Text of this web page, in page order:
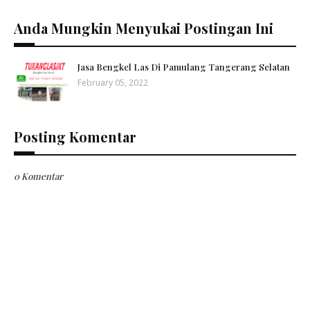
Anda Mungkin Menyukai Postingan Ini
Jasa Bengkel Las Di Pamulang Tangerang Selatan
February 05, 2022
Posting Komentar
0 Komentar